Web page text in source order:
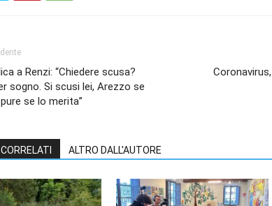
a Renzi: “Chiedere scusa?
sogno. Si scusi lei, Arezzo se
se lo merita”
ALTRO DALL'AUTORE